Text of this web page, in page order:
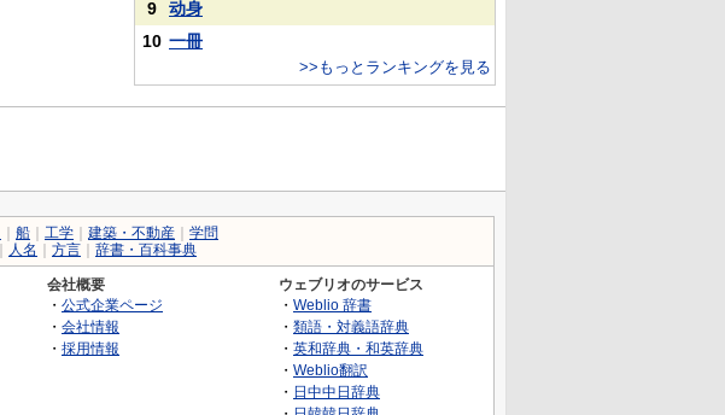
9
动身
10 一冊
>>もっとランキングを見る
船 工学 建築・不動産
学問
人名 方言 辞書・百科事典
会社概要
・ 公式企業ページ
・ 会社情報
・ 採用情報
ウェブリオのサービス
・ Weblio 辞書
・ 類語・対義語辞典
・ 英和辞典・和英辞典
・ Weblio翻訳
・ 日中中日辞典